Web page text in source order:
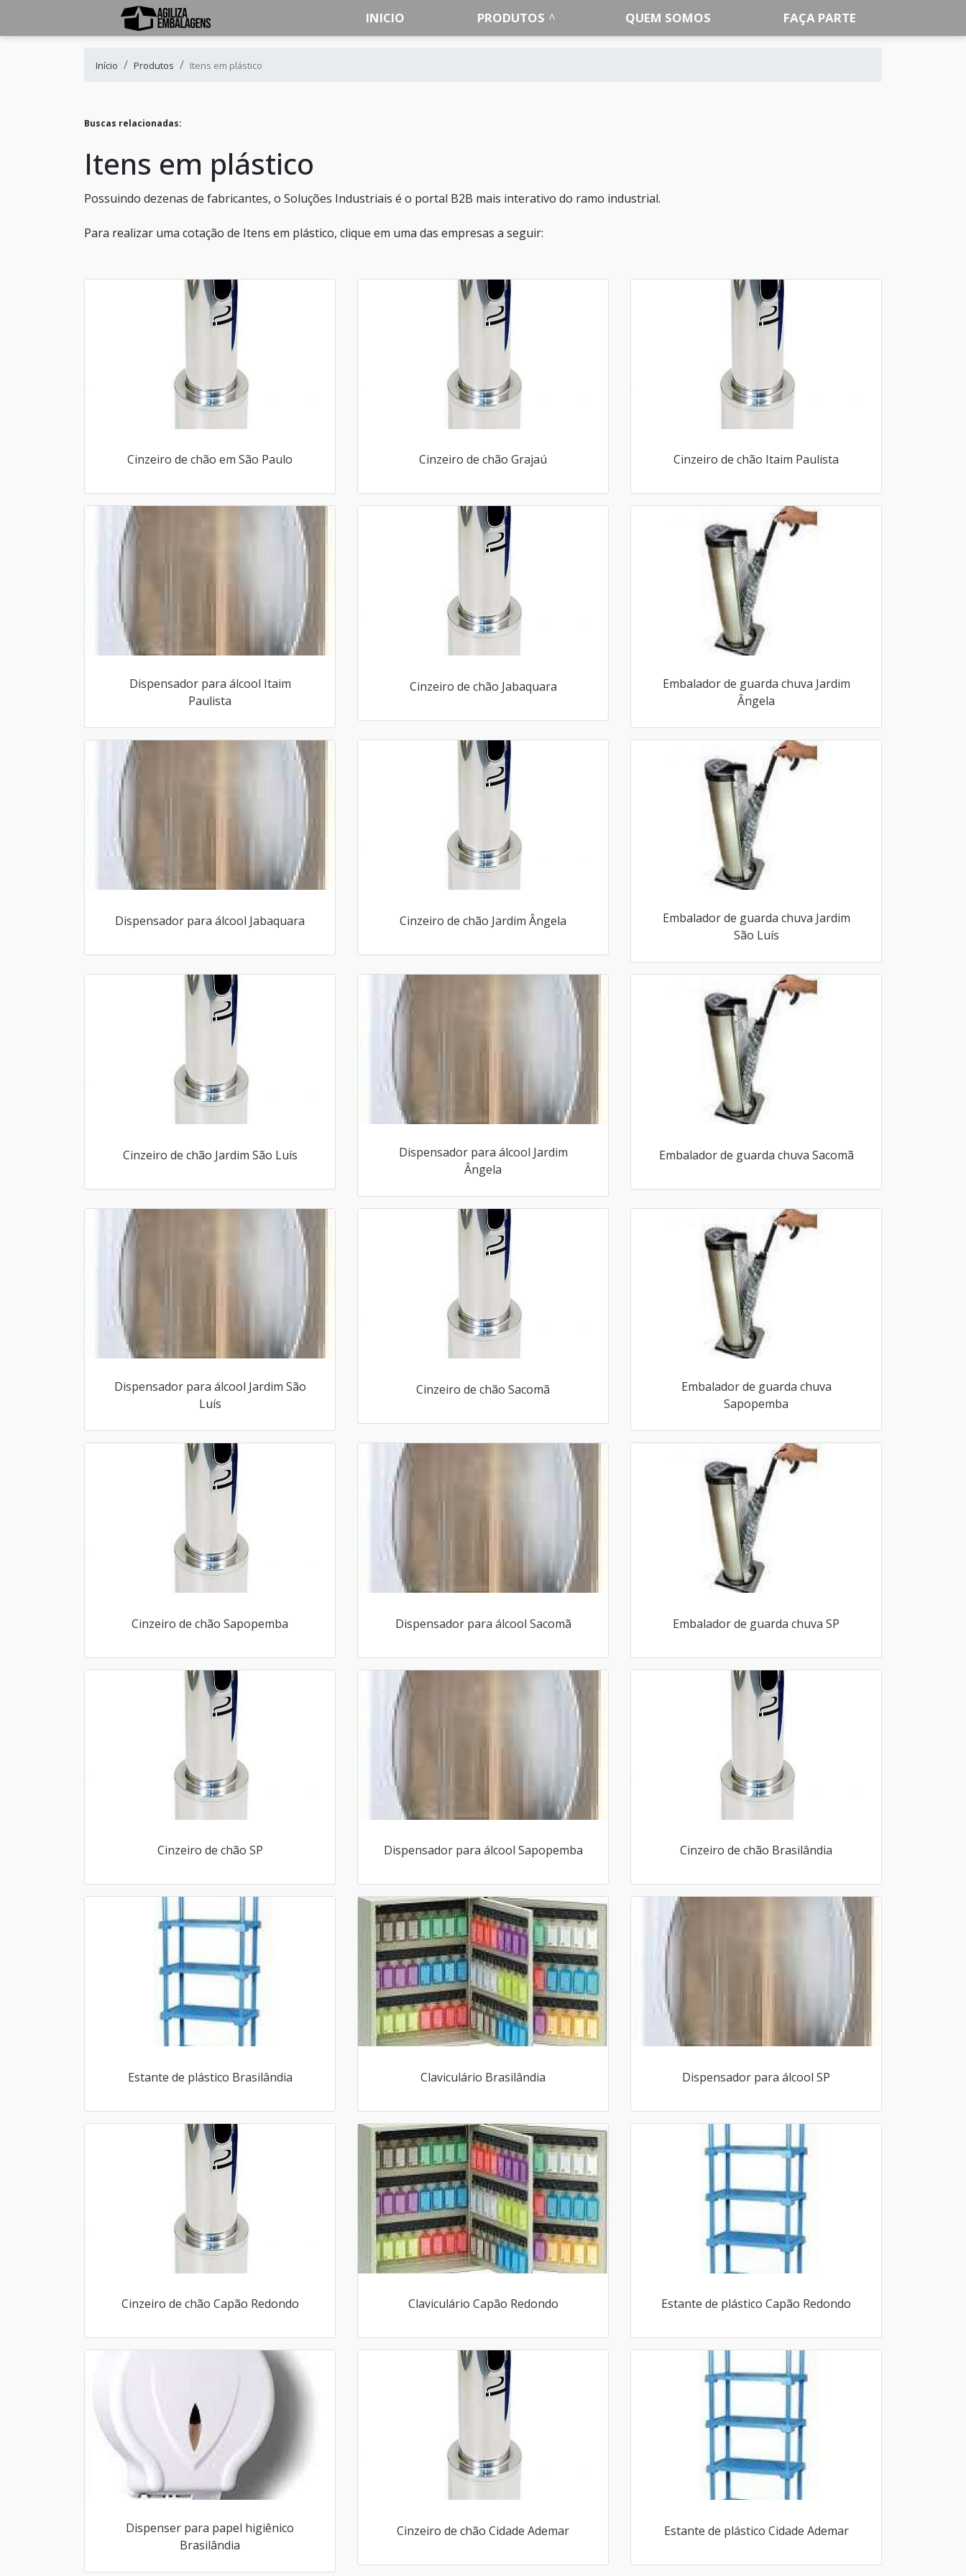
INICIO PRODUTOS QUEM SOMOS FAÇA PARTE
Início Produtos Itens em plástico
Buscas relacionadas:
Itens em plástico
Possuindo dezenas de fabricantes, o Soluções Industriais é o portal B2B mais interativo do ramo industrial.
Para realizar uma cotação de Itens em plástico, clique em uma das empresas a seguir:
Cinzeiro de chão em São Paulo Cinzeiro de chão Grajaú Cinzeiro de chão Itaim Paulista
Dispensador para álcool Itaim
Paulista
Cinzeiro de chão Jabaquara
Embalador de guarda chuva Jardim
Ângela
Dispensador para álcool Jabaquara Cinzeiro de chão Jardim Ângela
Embalador de guarda chuva Jardim
São Luís
Cinzeiro de chão Jardim São Luís
Dispensador para álcool Jardim
Ângela
Embalador de guarda chuva Sacomã
Dispensador para álcool Jardim São
Luís
Cinzeiro de chão Sacomã
Embalador de guarda chuva
Sapopemba
Cinzeiro de chão Sapopemba Dispensador para álcool Sacomã Embalador de guarda chuva SP
Cinzeiro de chão SP Dispensador para álcool Sapopemba Cinzeiro de chão Brasilândia
Estante de plástico Brasilândia Claviculário Brasilândia Dispensador para álcool SP
Cinzeiro de chão Capão Redondo Claviculário Capão Redondo Estante de plástico Capão Redondo
Dispenser para papel higiênico
Brasilândia
Cinzeiro de chão Cidade Ademar Estante de plástico Cidade Ademar